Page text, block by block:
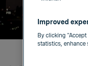
Improved
By clicking
statistics,